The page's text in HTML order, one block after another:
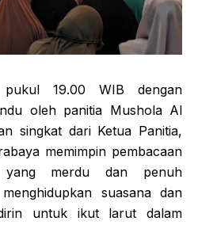
19.00 WIB dengan
oleh panitia Mushola Al
singkat dari Ketua Panitia,
memimpin pembacaan
yang merdu dan penuh
suasana dan
untuk ikut larut dalam